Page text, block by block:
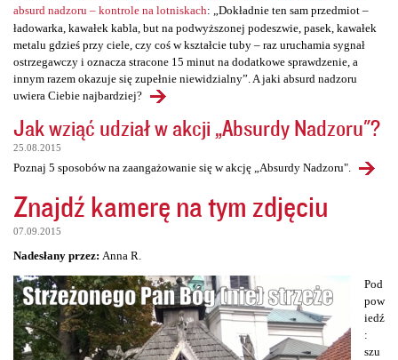
absurd nadzoru – kontrole na lotniskach: „Dokładnie ten sam przedmiot –
ładowarka, kawałek kabla, but na podwyższonej podeszwie, pasek, kawałek
metalu gdzieś przy ciele, czy coś w kształcie tuby – raz uruchamia sygnał
ostrzegawczy i oznacza stracone 15 minut na dodatkowe sprawdzenie, a
innym razem okazuje się zupełnie niewidzialny”. A jaki absurd nadzoru
uwiera Ciebie najbardziej?
Jak wziąć udział w akcji „Absurdy Nadzoru"?
25.08.2015
Poznaj 5 sposobów na zaangażowanie się w akcję „Absurdy Nadzoru".
Znajdź kamerę na tym zdjęciu
07.09.2015
Nadesłany przez: Anna R.
Pod
pow
iedź
:
szu